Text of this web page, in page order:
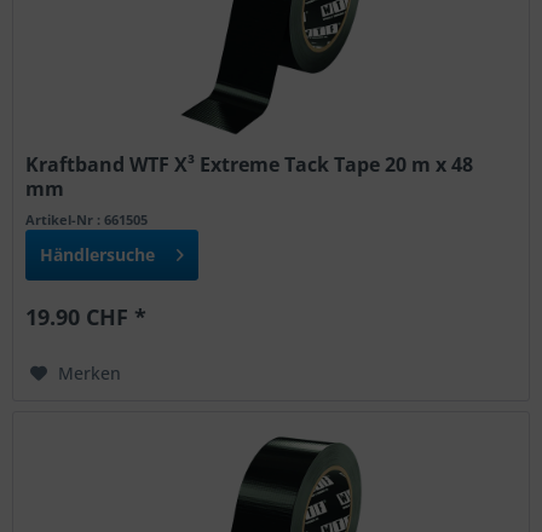
Kraftband WTF X³ Extreme Tack Tape 20 m x 48
mm
Artikel-Nr : 661505
Händlersuche
19.90 CHF *
Merken